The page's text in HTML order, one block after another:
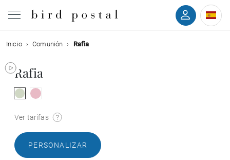
Boda
Nacimiento
Comunión
Inicio Comunión Rafia
Rafia
Ver tarifas
PERSONALIZAR